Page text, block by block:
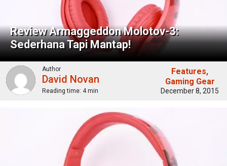
Review Armaggeddon Molotov-3:
Sederhana Tapi Mantap!
Author
David Novan
Reading time: 4 min
Features
Gaming Gear
December 8, 2015